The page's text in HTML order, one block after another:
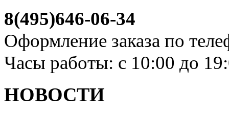
8(495)646-06-34
Оформление заказа по
Часы работы: с 10:00 до
НОВОСТИ